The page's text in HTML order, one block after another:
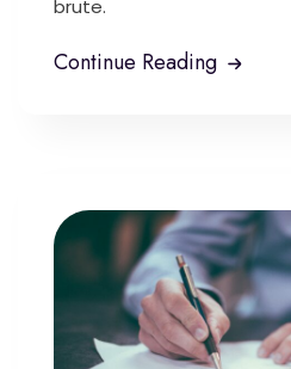
brute.
Continue Reading